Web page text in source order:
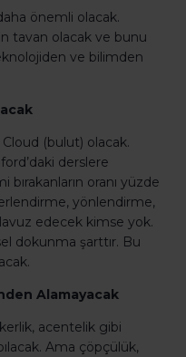
önemli olacak.
tavan olacak ve bunu
ve bilimden
(bulut) olacak.
derslere
oranı yüzde
yönlendirme,
edecek kimse yok.
dokunma şarttır. Bu
Alamayacak
acentelik gibi
Ama çöpçülük,